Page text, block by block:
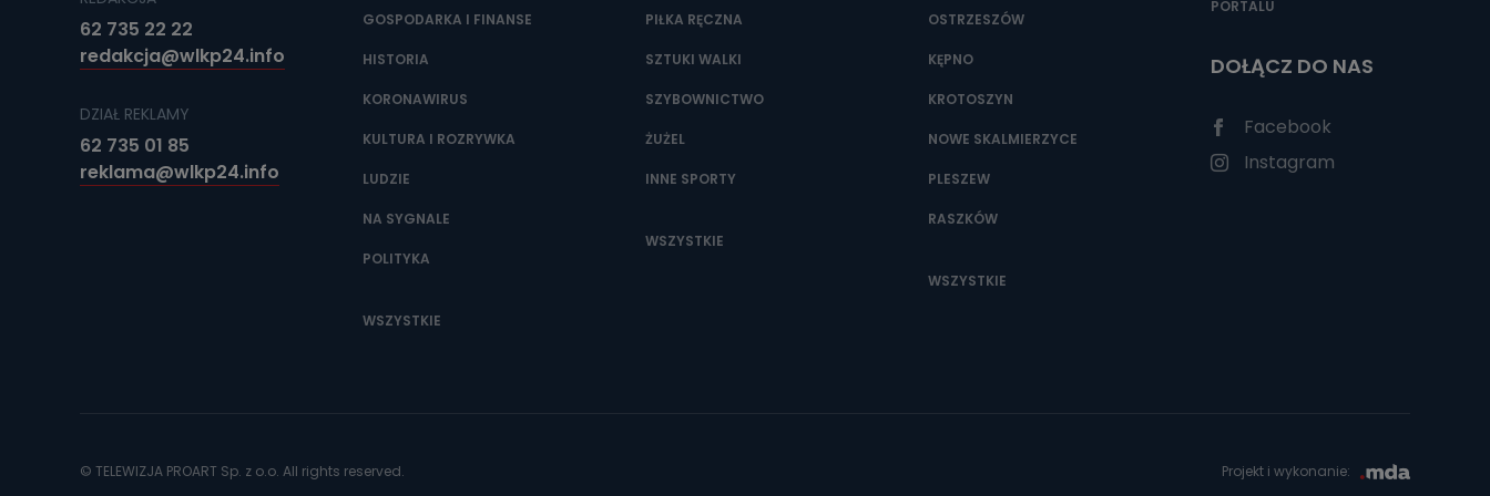
62 735 22 22
redakcja@wlkp24.info
DZIAŁ REKLAMY
62 735 01 85
reklama@wlkp24.info
GOSPODARKA I FINANSE
HISTORIA
KORONAWIRUS
KULTURA I ROZRYWKA
LUDZIE
NA SYGNALE
POLITYKA
WSZYSTKIE
PIŁKA RĘCZNA
SZTUKI WALKI
SZYBOWNICTWO
ŻUŻEL
INNE SPORTY
WSZYSTKIE
OSTRZESZÓW
KĘPNO
KROTOSZYN
NOWE SKALMIERZYCE
PLESZEW
RASZKÓW
WSZYSTKIE
PORTALU
DOŁĄCZ DO NAS
Facebook
Instagram
© TELEWIZJA PROART Sp. z o.o. All rights reserved. Projekt i wykonanie: